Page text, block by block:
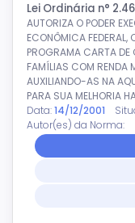
Lei Ordinária n°
AUTORIZA O PODER
ECONÔMICA FEDERAL,
PROGRAMA CARTA DE
FAMÍLIAS COM RENDA
AUXILIANDO-AS NA
PARA SUA MELHORIA
Data:14/12/2001
Autor(es) da Norma: